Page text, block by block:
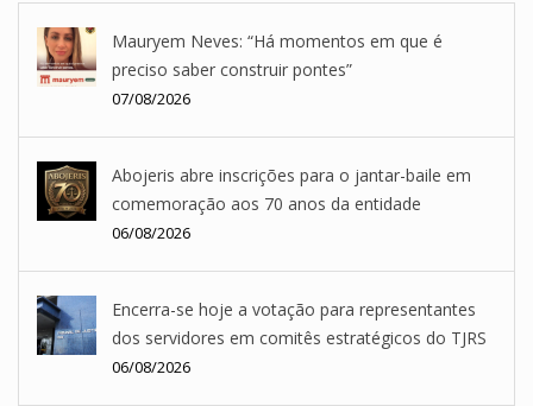
Mauryem Neves: “Há momentos em que é
preciso saber construir pontes”
07/08/2026
Abojeris abre inscrições para o jantar-baile em
comemoração aos 70 anos da entidade
06/08/2026
Encerra-se hoje a votação para representantes
dos servidores em comitês estratégicos do TJRS
06/08/2026